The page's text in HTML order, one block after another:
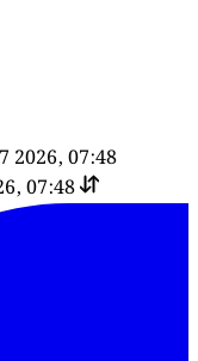
2026, 07:48
07:48